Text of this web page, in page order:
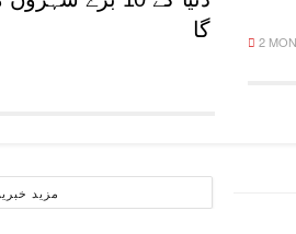
گا
مزید